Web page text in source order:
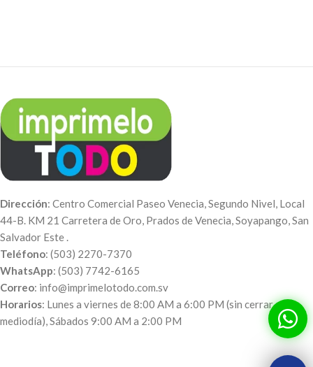
Dirección: Centro Comercial Paseo Venecia, Segundo Nivel, Local
44-B. KM 21 Carretera de Oro, Prados de Venecia, Soyapango, San
Salvador Este .
Teléfono: (503) 2270-7370
WhatsApp: (503) 7742-6165
Correo: info@imprimelotodo.com.sv
Horarios: Lunes a viernes de 8:00 AM a 6:00 PM (sin cerrar al
mediodía), Sábados 9:00 AM a 2:00 PM